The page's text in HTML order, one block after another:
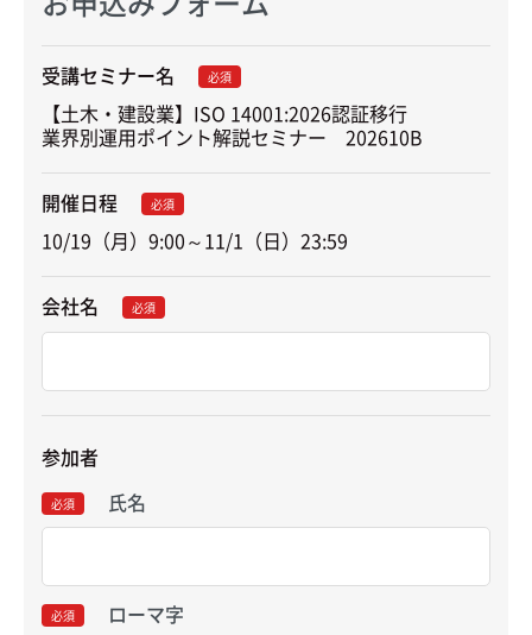
受講セミナー名 必須
【土木・建設業】ISO 14001:2026認証移行
業界別運用ポイント解説セミナー　202610B
開催日程 必須
10/19（月）9:00～11/1（日）23:59
会社名 必須
参加者
必須 氏名
必須 ローマ字